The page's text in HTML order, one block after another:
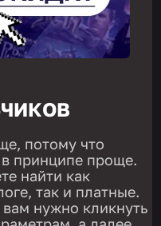
потому что
принципе проще.
найти как
так и платные.
нужно кликнуть